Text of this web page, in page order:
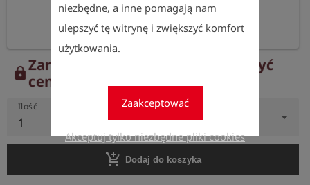
niezbędne, a inne pomagają nam
ulepszyć tę witrynę i zwiększyć komfort
użytkowania.
Zaakceptować
Akceptuj tylko niezbędne pliki cookies
lockZarejestruj się teraz, aby zobaczyć
ceny.
Ilość
1
add_shopping_cart Dodaj do koszyka